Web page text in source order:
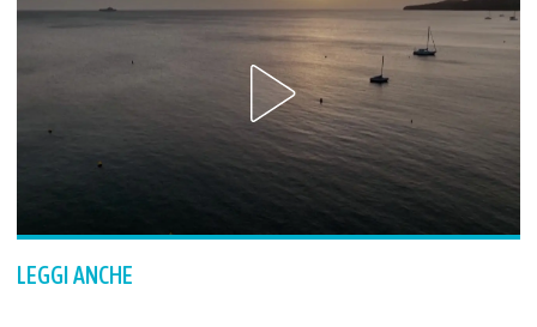
LEGGI ANCHE